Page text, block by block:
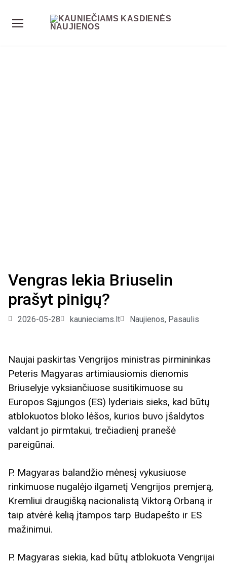
Vengras lekia Briuselin
prašyt pinigų?
2026-05-28 kaunieciams.lt Naujienos, Pasaulis
Naujai paskirtas Vengrijos ministras pirmininkas
Peteris Magyaras artimiausiomis dienomis
Briuselyje vyksiančiuose susitikimuose su
Europos Sąjungos (ES) lyderiais sieks, kad būtų
atblokuotos bloko lėšos, kurios buvo įšaldytos
valdant jo pirmtakui, trečiadienį pranešė
pareigūnai.
P. Magyaras balandžio mėnesį vykusiuose
rinkimuose nugalėjo ilgametį Vengrijos premjerą,
Kremliui draugišką nacionalistą Viktorą Orbaną ir
taip atvėrė kelią įtampos tarp Budapešto ir ES
mažinimui.
P. Magyaras siekia, kad būtų atblokuota Vengrijai